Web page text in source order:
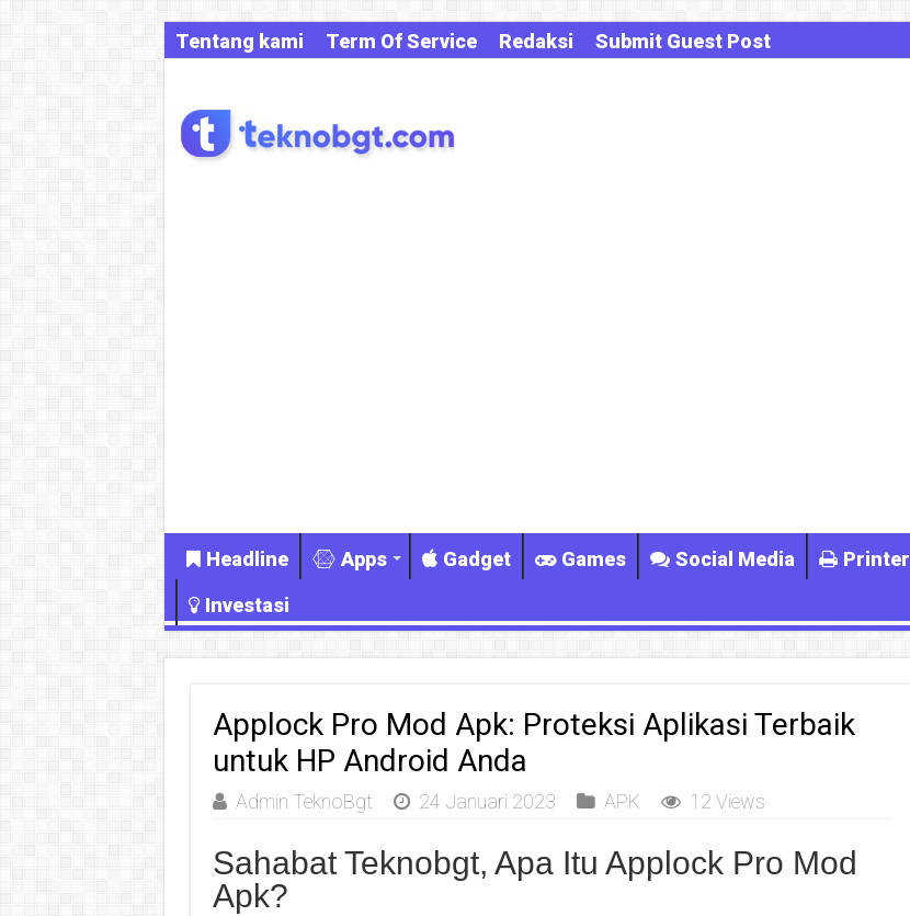
Tentang kami Term Of Service Redaksi Submit Guest Post
Headline Apps Gadget Games Social Media Printer
Investasi
Applock Pro Mod Apk: Proteksi Aplikasi Terbaik
untuk HP Android Anda
Admin TeknoBgt 24 Januari 2023 APK 12 Views
Sahabat Teknobgt, Apa Itu Applock Pro Mod
Apk?